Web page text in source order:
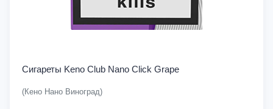
Сигареты Keno Club Nano Click Grape
(Кено Нано Виноград)